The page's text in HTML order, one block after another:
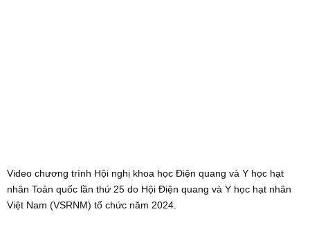
Video chương trình Hội nghị khoa học Điện quang và Y học hạt
nhân Toàn quốc lần thứ 25 do Hội Điện quang và Y học hạt nhân
Việt Nam (VSRNM) tổ chức năm 2024.